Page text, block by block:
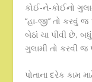
કોઈ-ને-કોઈનો
‘‘હા-જી’’ તો
બેઠાં ચા પીવી છે,
ગુલામી તો કરવી જ
પોતાના દરેક કામ